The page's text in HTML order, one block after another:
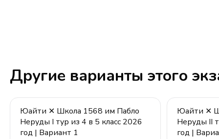
Другие варианты этого
Юайти ✕ Школа 1568 им Пабло
Неруды I тур из 4 в 5 класс 2026
год | Вариант 1
Юайти ✕
Неруды II
год |